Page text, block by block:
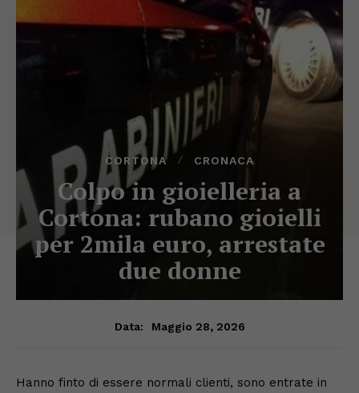
CORTONA CRONACA
Colpo in gioielleria a
Cortona: rubano gioielli
per 2mila euro, arrestate
due donne
Data: Maggio 28, 2026
Hanno finto di essere normali clienti, sono entrate in